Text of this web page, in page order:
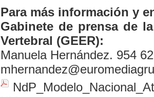
Para más información y
Gabinete de prensa de
Vertebral (GEER):
Manuela Hernández. 954